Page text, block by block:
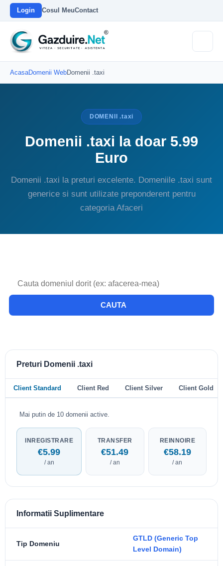
Login Cosul MeuContact
AcasaDomenii WebDomenii .taxi
DOMENII .taxi
Domenii .taxi la doar 5.99
Euro
Domenii .taxi la preturi excelente. Domeniile .taxi sunt
generice si sunt utilizate preponderent pentru
categoria Afaceri
CAUTA
Preturi Domenii .taxi
Client Standard Client Red Client Silver Client Gold
Mai putin de 10 domenii active.
INREGISTRARE
€5.99
/ an
TRANSFER
€51.49
/ an
REINNOIRE
€58.19
/ an
Informatii Suplimentare
Tip Domeniu
GTLD (Generic Top
Level Domain)